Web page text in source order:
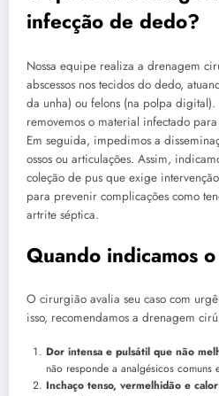
infecção de dedo?
Nossa equipe realiza a drenagem
abscessos nos tecidos do dedo,
da unha) ou felons (na polpa digital).
removemos o material infectado
Em seguida, impedimos a
ossos ou articulações. Assim,
coleção de pus que exige
para prevenir complicações como
artrite séptica.
Quando indicamos
O cirurgião avalia seu caso com
isso, recomendamos a drenagem
Dor intensa e pulsátil que não
não responde a analgésicos comuns
Inchaço tenso, vermelhidão e